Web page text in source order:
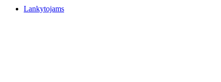
Lankytojams